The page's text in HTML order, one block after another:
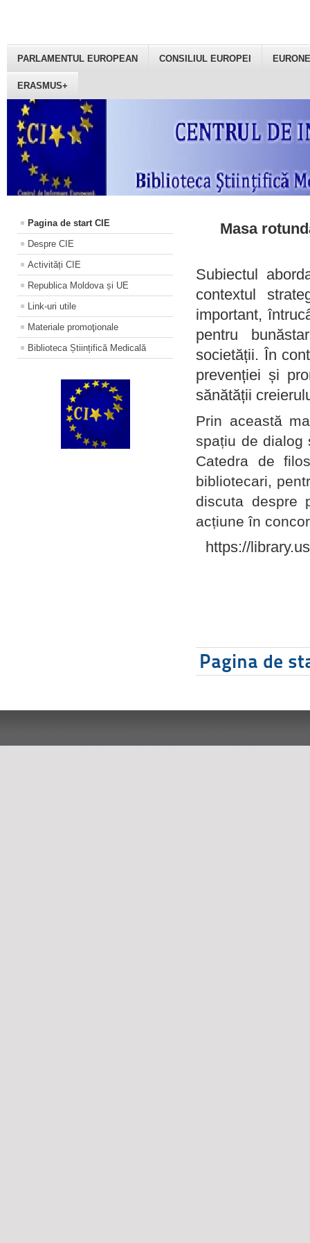
PARLAMENTUL EUROPEAN CONSILIUL EUROPEI
ERASMUS+
Pagina de start CIE
Despre CIE
Activități CIE
Republica Moldova și UE
Link-uri utile
Materiale promoţionale
Biblioteca Științifică Medicală
Masa
Subiectul
contextul
important,
pentru
societății. În
prevenției și
sănătății
Prin această
spațiu de dialog
Catedra de
bibliotecari,
discuta despre
acțiune în
https://
Pagina de